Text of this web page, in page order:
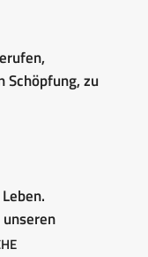
Schöpfung, zu